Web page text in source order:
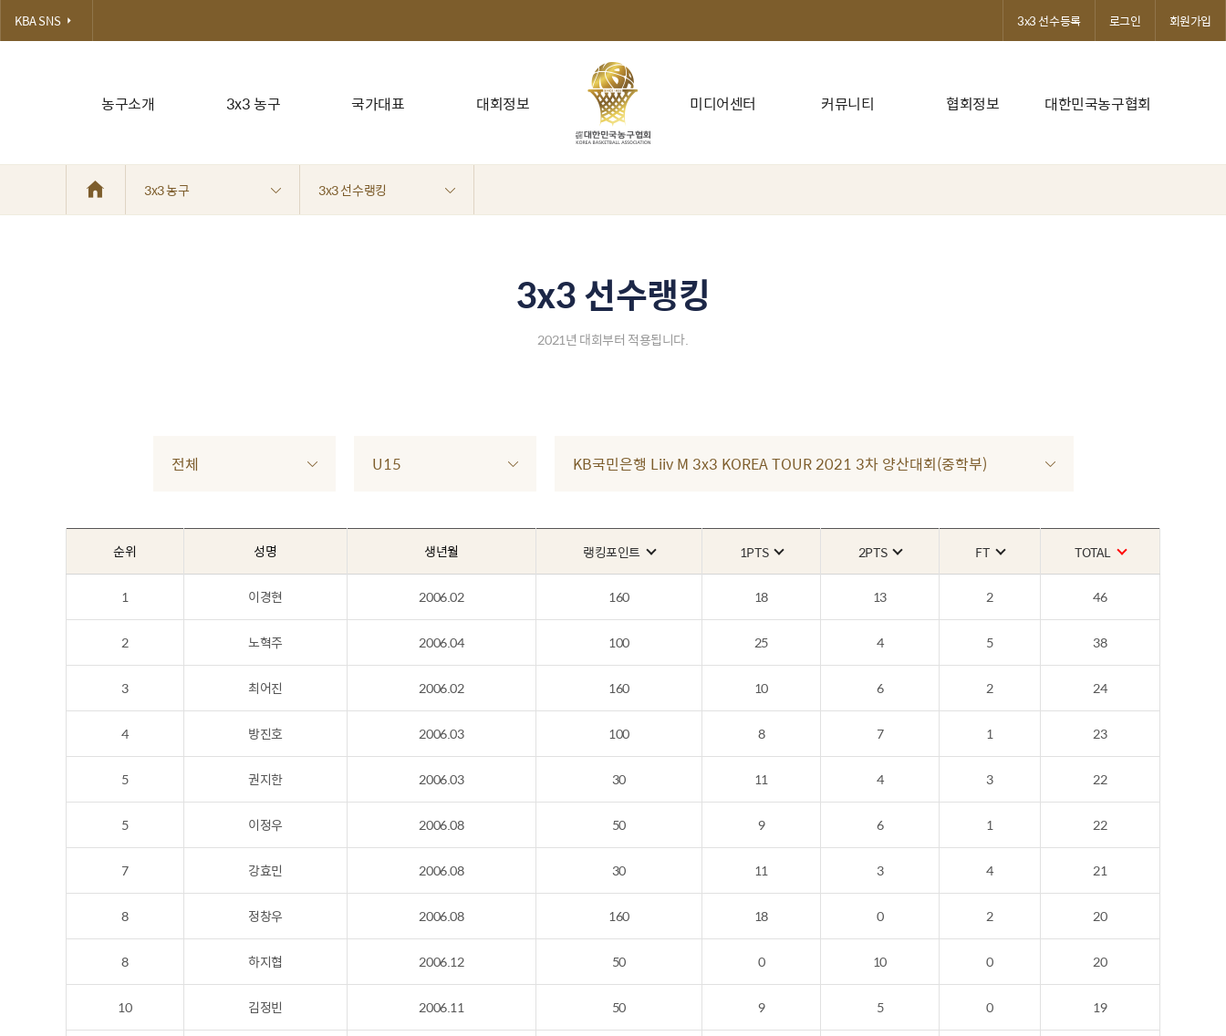
농구소개 3x3 농구 국가대표 대회정보 미디어센터 커뮤니티 협회정보 대한민국농구협회
KBA SNS 3x3 선수등록 로그인 회원가입
3x3 농구 3x3 선수랭킹
3x3 선수랭킹
2021년 대회부터 적용됩니다.
전체 U15 KB국민은행 Liiv M 3x3 KOREA TOUR 2021 3차 양산대회(중학부)
순위 성명 생년월 랭킹포인트 1PTS 2PTS FT TOTAL
1 이경현 2006.02 160 18 13 2 46
2 노혁주 2006.04 100 25 4 5 38
3 최어진 2006.02 160 10 6 2 24
4 방진호 2006.03 100 8 7 1 23
5 권지한 2006.03 30 11 4 3 22
5 이정우 2006.08 50 9 6 1 22
7 강효민 2006.08 30 11 3 4 21
8 정창우 2006.08 160 18 0 2 20
8 하지협 2006.12 50 0 10 0 20
10 김정빈 2006.11 50 9 5 0 19